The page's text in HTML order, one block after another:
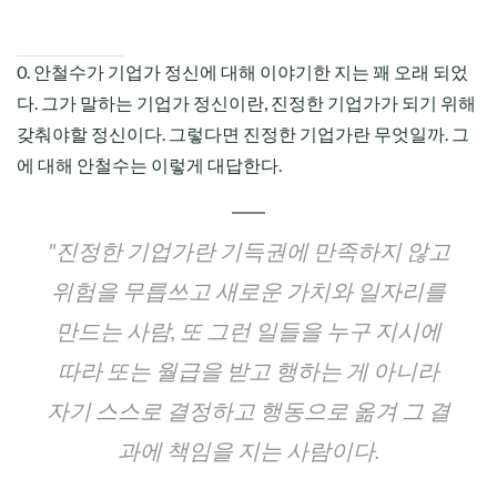
0. 안철수가 기업가 정신에 대해 이야기한 지는 꽤 오래 되었
다. 그가 말하는 기업가 정신이란, 진정한 기업가가 되기 위해
갖춰야할 정신이다. 그렇다면 진정한 기업가란 무엇일까. 그
에 대해 안철수는 이렇게 대답한다.
"진정한 기업가란 기득권에 만족하지 않고
위험을 무릅쓰고 새로운 가치와 일자리를
만드는 사람, 또 그런 일들을 누구 지시에
따라 또는 월급을 받고 행하는 게 아니라
자기 스스로 결정하고 행동으로 옮겨 그 결
과에 책임을 지는 사람이다.